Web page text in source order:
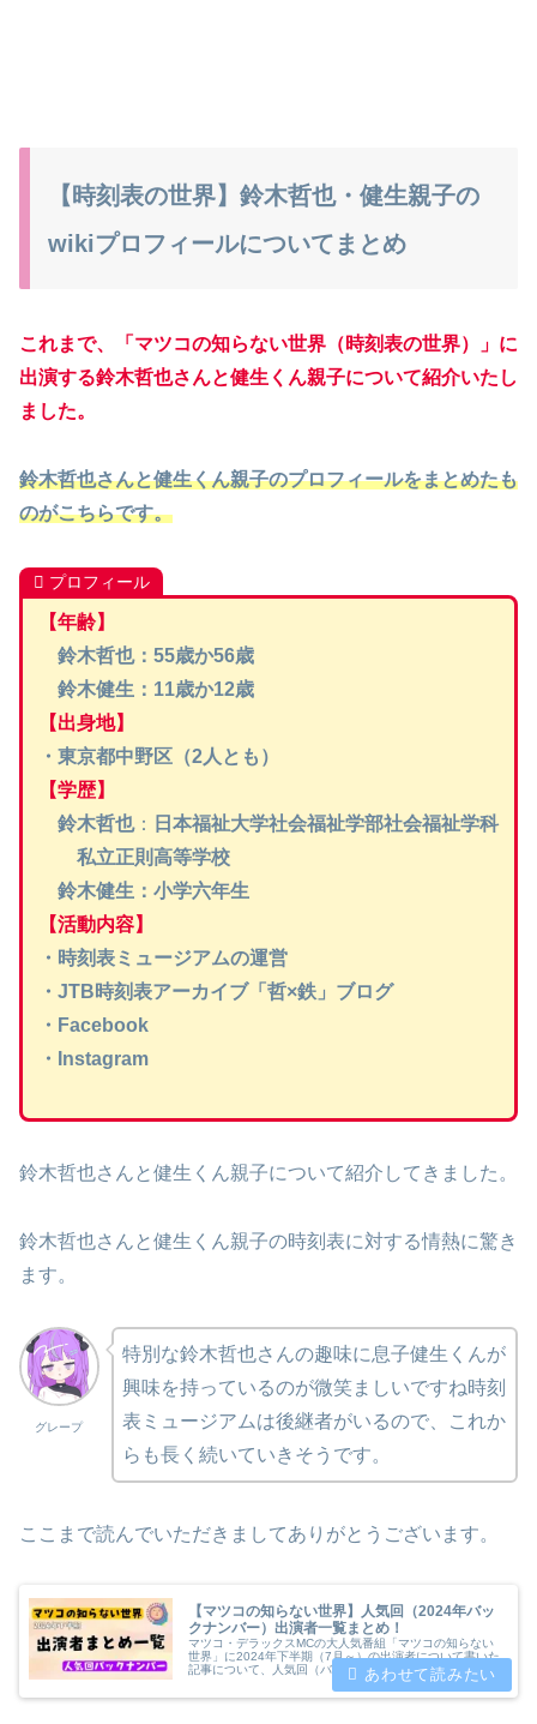
【時刻表の世界】鈴木哲也・健生親子の
wikiプロフィールについてまとめ
これまで、「マツコの知らない世界（時刻表の世界）」に
出演する鈴木哲也さんと健生くん親子について紹介いたし
ました。
鈴木哲也さんと健生くん親子のプロフィールをまとめたも
のがこちらです。
プロフィール
【年齢】
鈴木哲也：55歳か56歳
鈴木健生：11歳か12歳
【出身地】
・東京都中野区（2人とも）
【学歴】
鈴木哲也：
日本福祉大学社会福祉学部社会福祉学科
私立正則高等学校
鈴木健生：小学六年生
【活動内容】
・時刻表ミュージアムの運営
・JTB時刻表アーカイブ「哲×鉄」ブログ
・Facebook
・Instagram
鈴木哲也さんと健生くん親子について紹介してきました。
鈴木哲也さんと健生くん親子の時刻表に対する情熱に驚き
ます。
グレープ
特別な鈴木哲也さんの趣味に息子健生くんが
興味を持っているのが微笑ましいですね時刻
表ミュージアムは後継者がいるので、これか
らも長く続いていきそうです。
ここまで読んでいただきましてありがとうございます。
【マツコの知らない世界】人気回（2024年バッ
クナンバー）出演者一覧まとめ！
マツコ・デラックスMCの大人気番組「マツコの知らない
世界」に2024年下半期（7月～）の出演者について書いた
記事について、人気回（バックナンバー）紹介風にまとめ
てみました。気になる方がおりましたらどうぞご参考くだ
さい。